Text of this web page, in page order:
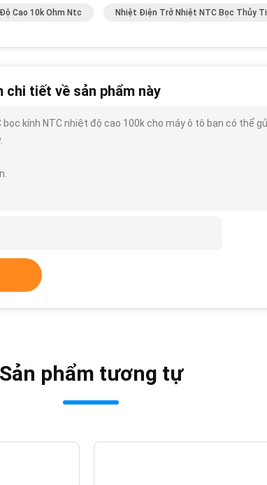
Cao 10k Ohm Ntc Nhiệt Điện Trở Nhiệt NTC Bọc Thủy
chi tiết về sản phẩm này
bọc kính NTC nhiệt độ cao 100k cho máy ô tô bạn có thể
Sản phẩm tương tự